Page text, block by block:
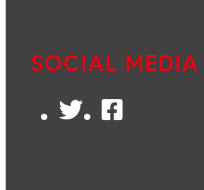
SOCIAL MEDIA
TwitterFacebook